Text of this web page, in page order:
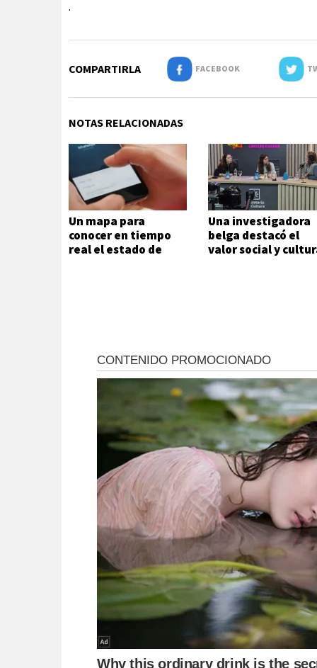
.
COMPARTIRLA FACEBOOK
NOTAS RELACIONADAS
Un mapa para
conocer en tiempo
real el estado de
Una investigadora
belga destacó el
valor social y